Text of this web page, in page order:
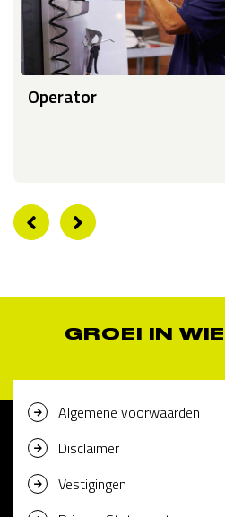
Operator
GROEI IN
Algemene voorwaarden
Disclaimer
Vestigingen